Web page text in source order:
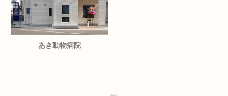
あき動物病院